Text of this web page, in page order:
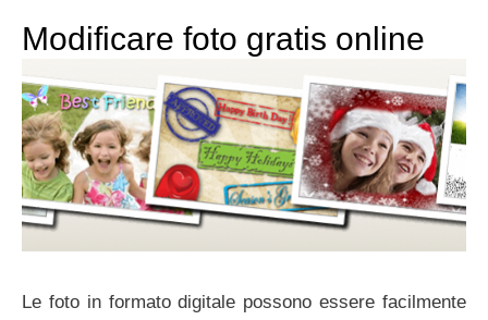
Modificare foto gratis online
Le foto in formato digitale possono essere facilmente